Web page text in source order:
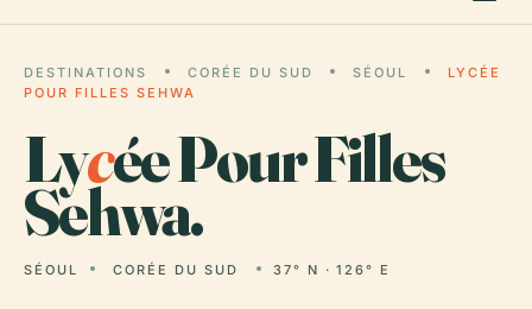
DESTINATIONS CORÉE DU SUD SÉOUL
LYCÉE
POUR FILLES SEHWA
Lycée Pour Filles
Sehwa.
SÉOUL CORÉE DU SUD 37° N · 126° E